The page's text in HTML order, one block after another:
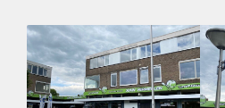
etage.
Slaapkamer aan de voorzijde van
15m2
Hal met schuifkast waarachter de